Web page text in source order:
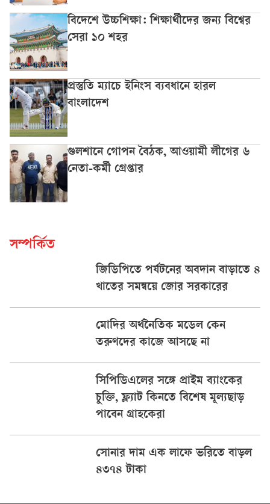
বিদেশে উচ্চশিক্ষা: শিক্ষার্থীদের জন্য বিশ্বের
সেরা ১০ শহর
প্রস্তুতি ম্যাচে ইনিংস ব্যবধানে হারল
বাংলাদেশ
গুলশানে গোপন বৈঠক, আওয়ামী লীগের ৬
নেতা-কর্মী গ্রেপ্তার
সম্পর্কিত
জিডিপিতে পর্যটনের অবদান বাড়াতে ৪
খাতের সমন্বয়ে জোর সরকারের
মোদির অর্থনৈতিক মডেল কেন
তরুণদের কাজে আসছে না
সিপিডিএলের সঙ্গে প্রাইম ব্যাংকের
চুক্তি, ফ্ল্যাট কিনতে বিশেষ মূল্যছাড়
পাবেন গ্রাহকেরা
সোনার দাম এক লাফে ভরিতে বাড়ল
৪৩৭৪ টাকা